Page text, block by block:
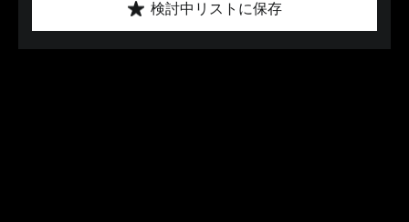
検討中リストに保存